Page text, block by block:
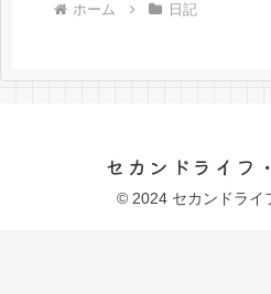
ホーム 日記
セカンドライフ
© 2024 セカンドライ